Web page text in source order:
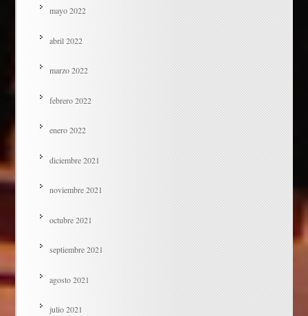
mayo 2022
abril 2022
marzo 2022
febrero 2022
enero 2022
diciembre 2021
noviembre 2021
octubre 2021
septiembre 2021
agosto 2021
julio 2021